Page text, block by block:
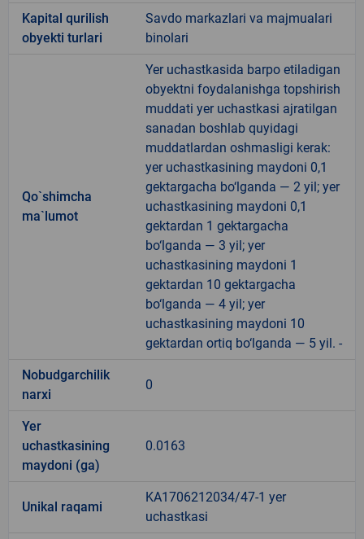
Kapital qurilish
obyekti turlari
Savdo markazlari va majmualari
binolari
Qo`shimcha
ma`lumot
Yer uchastkasida barpo etiladigan
obyektni foydalanishga topshirish
muddati yer uchastkasi ajratilgan
sanadan boshlab quyidagi
muddatlardan oshmasligi kerak:
yer uchastkasining maydoni 0,1
gektargacha bo‘lganda — 2 yil; yer
uchastkasining maydoni 0,1
gektardan 1 gektargacha
bo‘lganda — 3 yil; yer
uchastkasining maydoni 1
gektardan 10 gektargacha
bo‘lganda — 4 yil; yer
uchastkasining maydoni 10
gektardan ortiq bo‘lganda — 5 yil. -
Nobudgarchilik
narxi
0
Yer
uchastkasining
maydoni (ga)
0.0163
Unikal raqami
KA1706212034/47-1 yer
uchastkasi